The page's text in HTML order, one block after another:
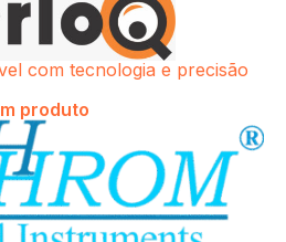
com tecnologia e precisão
produto